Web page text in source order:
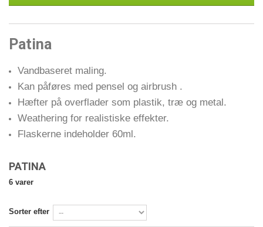
Patina
Vandbaseret maling.
Kan påføres med pensel og airbrush .
Hæfter på overflader som plastik, træ og metal.
Weathering for realistiske effekter.
Flaskerne indeholder 60ml.
PATINA
6 varer
Sorter efter